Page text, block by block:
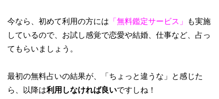
今なら、初めて利用の方には 「無料鑑定サービス」
も実施
しているので、お試し感覚で恋愛や結婚、仕事など、占っ
てもらいましょう。
最初の無料占いの結果が、「ちょっと違うな」と感じた
ら、以降は利用しなければ良いですしね！